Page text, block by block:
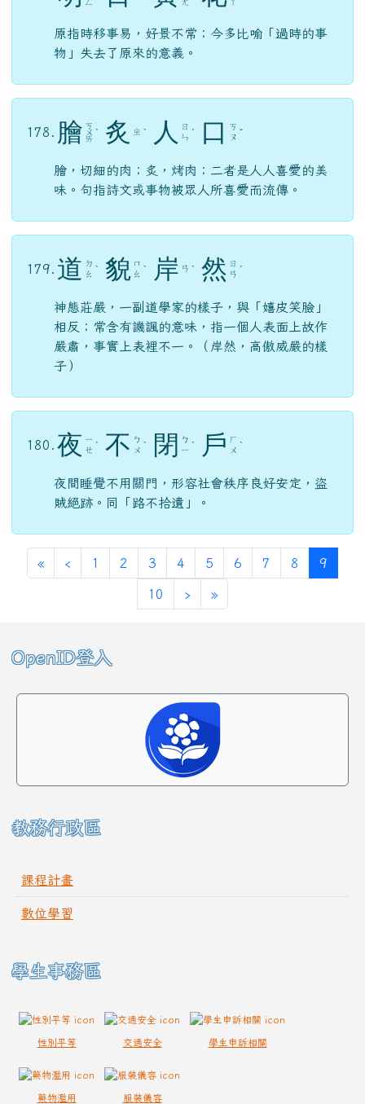
原指時移事易，好景不常；今多比喻「過時的事
物」失去了原來的意義。
178. 膾 ㄎ
ㄨ
ㄞ
ˋ 炙 ㄓ ˋ 人
ㄖ
ㄣ ˊ 口
ㄎ
ㄡ ˇ
膾，切細的肉；炙，烤肉；二者是人人喜愛的美
味。句指詩文或事物被眾人所喜愛而流傳。
179. 道 ㄉ
ㄠ ˋ 貌 ㄇ
ㄠ ˋ 岸 ㄢ ˋ 然 ㄖ
ㄢ ˊ
神態莊嚴，一副道學家的樣子，與「嬉皮笑臉」
相反；常含有譏諷的意味，指一個人表面上故作
嚴肅，事實上表裡不一。（岸然，高傲威嚴的樣
子）
180. 夜 ㄧ
ㄝ ˋ 不 ㄅ
ㄨ ˋ 閉
ㄅ
ㄧ ˋ 戶 ㄏ
ㄨ ˋ
夜間睡覺不用關門，形容社會秩序良好安定，盜
賊絕跡。同「路不拾遺」。
«第一頁
‹ 上一頁
1 2 3 4 5 6 7 8 9
10 ›下一頁
»最後頁
左邊區域內容
OpenID登入
教務行政區
課程計畫
數位學習
學生事務區
性別平等 交通安全 學生申訴相關
藥物濫用 服裝儀容